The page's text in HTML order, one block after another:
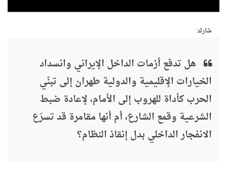
شارك:
هل تدفع أزمات الداخل الإيراني وانسداد
الخيارات الإقليمية والدولية طهران إلى تبنّي
الحرب كأداة للهروب إلى الأمام، لإعادة ضبط
الشرعية وقمع الشارع، أم أنها مقامرة قد تسرّع
الانفجار الداخلي بدل إنقاذ النظام؟